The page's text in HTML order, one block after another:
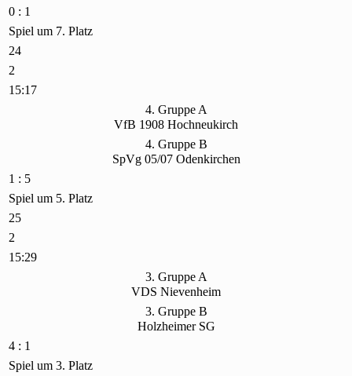
0 : 1
Spiel um 7. Platz
24
2
15:17
4. Gruppe A
VfB 1908 Hochneukirch
4. Gruppe B
SpVg 05/07 Odenkirchen
1 : 5
Spiel um 5. Platz
25
2
15:29
3. Gruppe A
VDS Nievenheim
3. Gruppe B
Holzheimer SG
4 : 1
Spiel um 3. Platz